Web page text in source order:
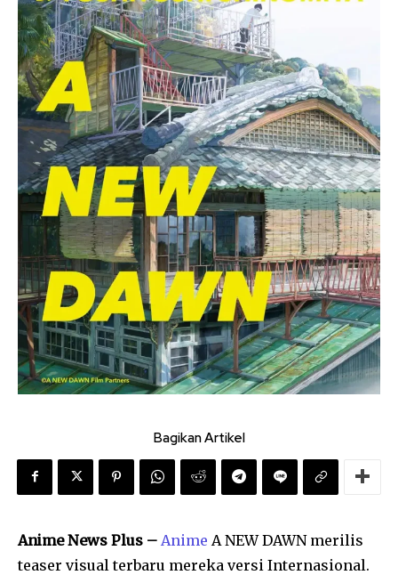
Bagikan Artikel
Anime News Plus – Anime A NEW DAWN merilis
teaser visual terbaru mereka versi Internasional.